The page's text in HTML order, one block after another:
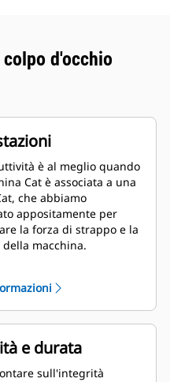
d'occhio
è al meglio quando
Cat è associata a una
che abbiamo
appositamente per
la forza di strappo e la
della macchina.
gioco del tallone
assicura che il fondo
non si trascini,
i costi della
di carburante si
e durata
sull'integrità